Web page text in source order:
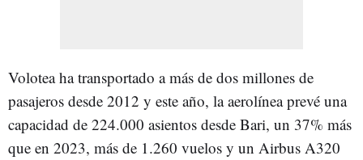
Volotea ha transportado a más de dos millones de
pasajeros desde 2012 y este año, la aerolínea prevé una
capacidad de 224.000 asientos desde Bari, un 37% más
que en 2023, más de 1.260 vuelos y un Airbus A320